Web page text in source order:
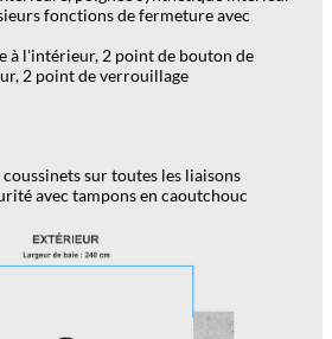
fonctions de fermeture avec
à l'intérieur, 2 point de bouton de
2 point de verrouillage
sur toutes les liaisons
avec tampons en caoutchouc